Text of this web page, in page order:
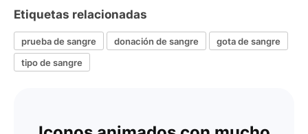
Etiquetas relacionadas
prueba de sangre donación de sangre
gota de sangre
tipo de sangre